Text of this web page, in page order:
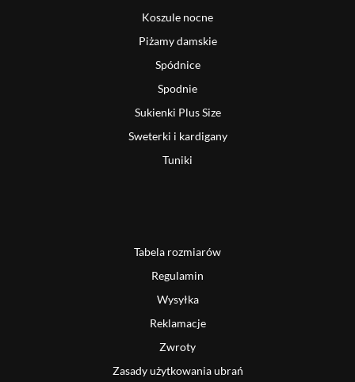
Koszule nocne
Piżamy damskie
Spódnice
Spodnie
Sukienki Plus Size
Sweterki i kardigany
Tuniki
Tabela rozmiarów
Regulamin
Wysyłka
Reklamacje
Zwroty
Zasady użytkowania ubrań